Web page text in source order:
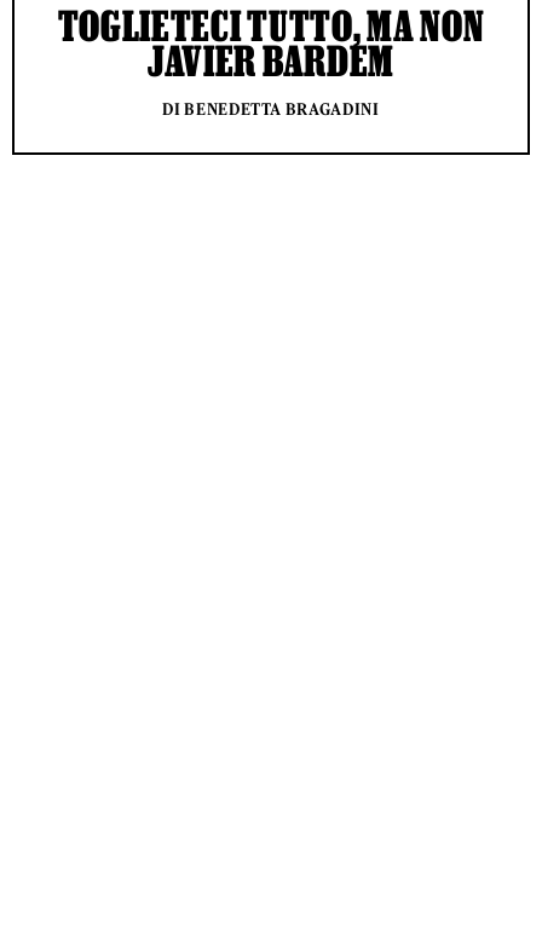
TOGLIETECI TUTTO, MA NON
JAVIER BARDEM
DI BENEDETTA BRAGADINI